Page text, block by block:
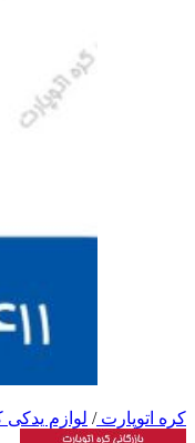
کره اتوپارت/ لوازم یدکی